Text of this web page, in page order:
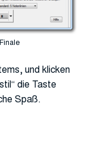
und klicken
die Taste
Spaß.